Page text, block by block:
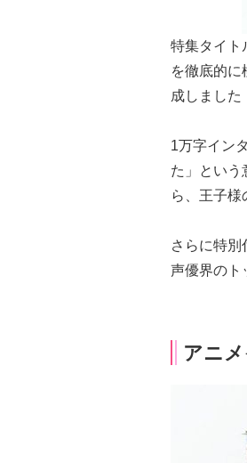
特集タイト
を徹底的
成しました
1万字イン
た」という
ら、王子様
さらに特別
声優界のト
アニ